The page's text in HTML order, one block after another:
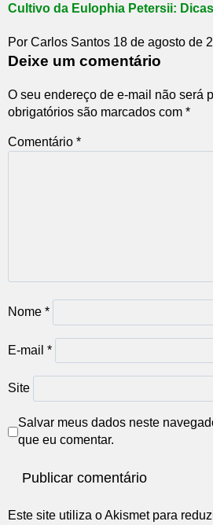
Cultivo da Eulophia Petersii:
Por Carlos Santos 18 de agosto de
Deixe um comentário
O seu endereço de e-mail não será
obrigatórios são marcados com *
Comentário *
Nome *
E-mail *
Site
Salvar meus dados neste
que eu comentar.
Este site utiliza o Akismet para